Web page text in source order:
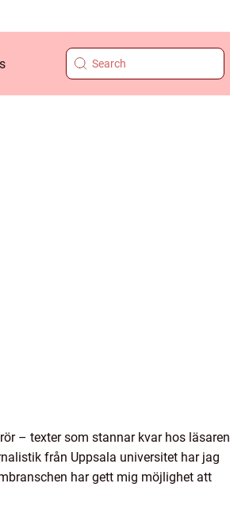
– texter som stannar kvar hos läsaren
från Uppsala universitet har jag
har gett mig möjlighet att